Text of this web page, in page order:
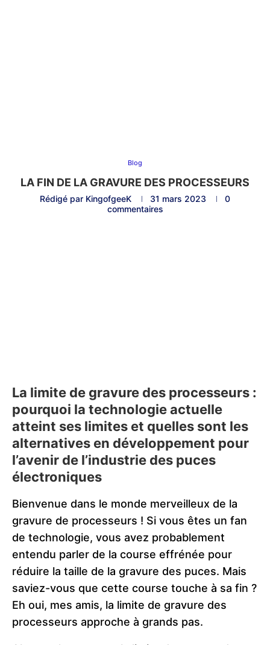
Blog
LA FIN DE LA GRAVURE DES PROCESSEURS
Rédigé par KingofgeeK 31 mars 2023
0
commentaires
La limite de gravure des processeurs :
pourquoi la technologie actuelle
atteint ses limites et quelles sont les
alternatives en développement pour
l’avenir de l’industrie des puces
électroniques
Bienvenue dans le monde merveilleux de la
gravure de processeurs ! Si vous êtes un fan
de technologie, vous avez probablement
entendu parler de la course effrénée pour
réduire la taille de la gravure des puces. Mais
saviez-vous que cette course touche à sa fin ?
Eh oui, mes amis, la limite de gravure des
processeurs approche à grands pas.